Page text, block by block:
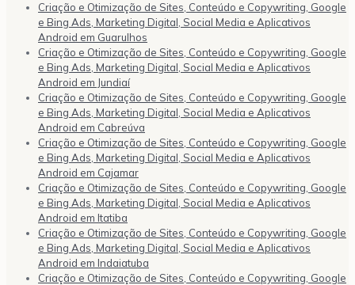
Criação e Otimização de Sites, Conteúdo e Copywriting, Google
e Bing Ads, Marketing Digital, Social Media e Aplicativos
Android em Guarulhos
Criação e Otimização de Sites, Conteúdo e Copywriting, Google
e Bing Ads, Marketing Digital, Social Media e Aplicativos
Android em Jundiaí
Criação e Otimização de Sites, Conteúdo e Copywriting, Google
e Bing Ads, Marketing Digital, Social Media e Aplicativos
Android em Cabreúva
Criação e Otimização de Sites, Conteúdo e Copywriting, Google
e Bing Ads, Marketing Digital, Social Media e Aplicativos
Android em Cajamar
Criação e Otimização de Sites, Conteúdo e Copywriting, Google
e Bing Ads, Marketing Digital, Social Media e Aplicativos
Android em Itatiba
Criação e Otimização de Sites, Conteúdo e Copywriting, Google
e Bing Ads, Marketing Digital, Social Media e Aplicativos
Android em Indaiatuba
Criação e Otimização de Sites, Conteúdo e Copywriting, Google